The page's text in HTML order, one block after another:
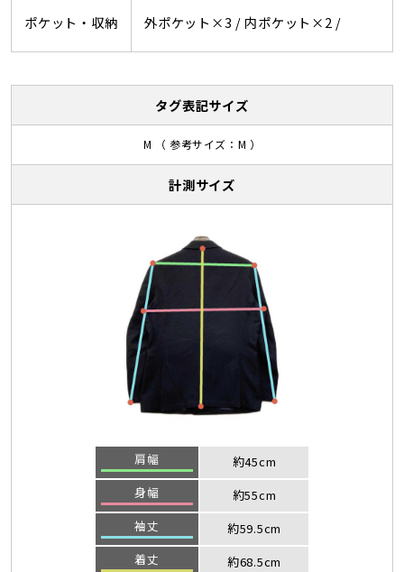
ポケット・収納 外ポケット×3 / 内ポケット×2 /
タグ表記サイズ
M （ 参考サイズ：M ）
計測サイズ
肩幅
約45cm
身幅
約55cm
袖丈
約59.5cm
着丈
約68.5cm